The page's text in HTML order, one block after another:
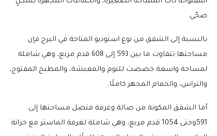
صحّي.
بالنسبة إلى الشقق من نوع استوديو المتاحة في البرج فإن
مساحتها تتفاوت ما بين 593 إلى 608 قدم مربع، وهي شاملة
لمساحة واسعة خصصت للنوم والمعيشة، والمطبخ المفتوح،
والتراس، والحمام المجهز كاملًا.
أما الشقق المكونة من صالة وغرفة فتصل مساحتها إلى
591وحتى 1054 قدم مربع، وهي شاملة لغرفة الماستر مع خزانة